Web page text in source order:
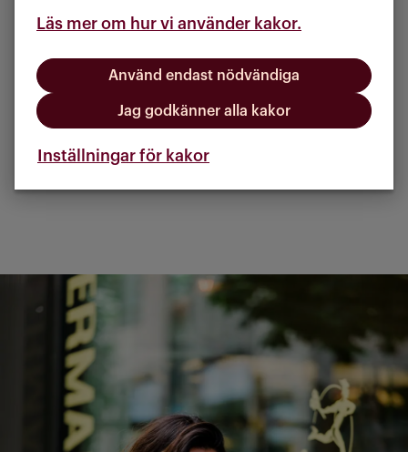
Läs mer om hur vi använder kakor.
Använd endast nödvändiga
Jag godkänner alla kakor
Inställningar för kakor
bostad just nu efter som det är
skapar ett konto hos Boplats.
Ställ dig i kö hos Boplats